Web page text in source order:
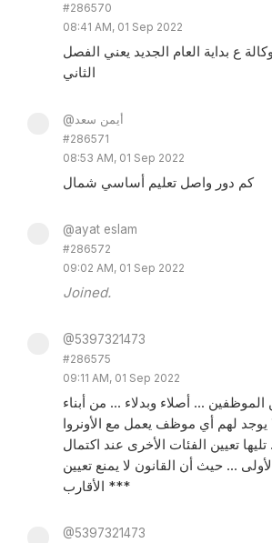
#286570
08:41 AM, 01 Sep 2022
ع بداية العام الجديد يعني الفصل
الثاني
@أيمن سعد
#286571
08:53 AM, 01 Sep 2022
كم دور واصل تعليم أساسي شمال
@ayat eslam
#286572
09:02 AM, 01 Sep 2022
Joined.
@5397321473
#286575
09:11 AM, 01 Sep 2022
الموظفين ... أصلاء وبدلاء ... من أبناء
يوجد لهم أي موظف يعمل مع الأونروا
تعيين الفئات الأخرى عند اكتمال
... حيث أن القانون لا يمنع تعيين
الأقارب ***
@5397321473